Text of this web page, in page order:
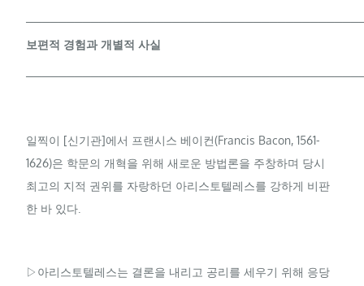
보편적 경험과 개별적 사실
일찍이 [신기관]에서 프랜시스 베이컨(Francis Bacon, 1561-
1626)은 학문의 개혁을 위해 새로운 방법론을 주창하며 당시
최고의 지적 권위를 자랑하던 아리스토텔레스를 강하게 비판
한 바 있다.
▷아리스토텔레스는 결론을 내리고 공리를 세우기 위해 응당